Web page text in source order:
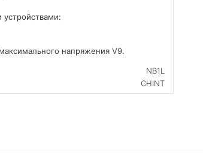
напряжения V9.
NB1L
CHINT